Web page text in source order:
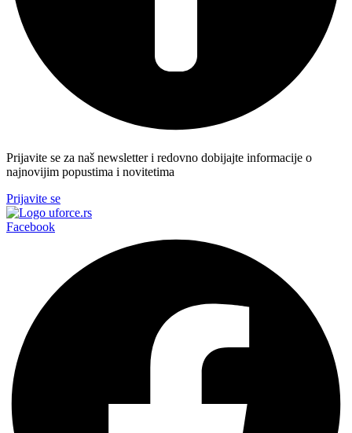
Prijavite se za naš newsletter i redovno dobijajte informacije o
najnovijim popustima i novitetima
Prijavite se
Facebook